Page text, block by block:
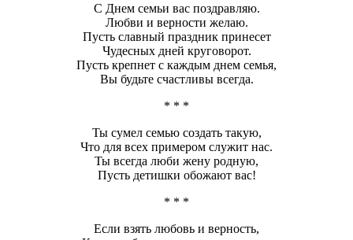
С Днем семьи вас поздравляю.
Любви и верности желаю.
Пусть славный праздник принесет
Чудесных дней круговорот.
Пусть крепнет с каждым днем семья,
Вы будьте счастливы всегда.
* * *
Ты сумел семью создать такую,
Что для всех примером служит нас.
Ты всегда люби жену родную,
Пусть детишки обожают вас!
* * *
Если взять любовь и верность,